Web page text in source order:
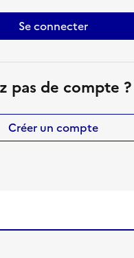
Se connecter
pas de compte ?
Créer un compte